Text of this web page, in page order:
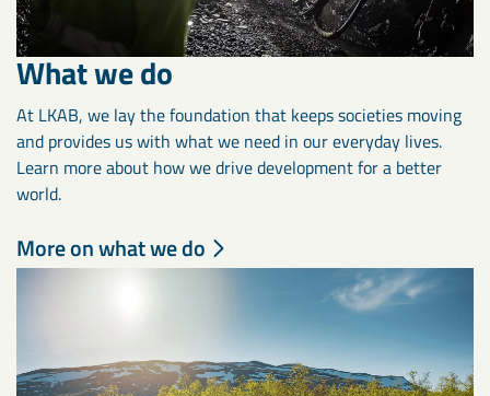
What we do
At LKAB, we lay the foundation that keeps societies moving
and provides us with what we need in our everyday lives.
Learn more about how we drive development for a better
world.
More on what we do